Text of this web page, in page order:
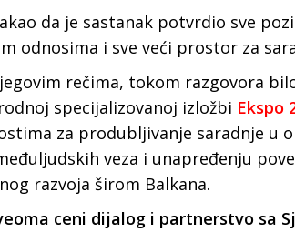
da je sastanak potvrdio sve
odnosima i sve veći prostor za
rečima, tokom razgovora
specijalizovanoj izložbi Ekspo
za produbljivanje saradnje u
veza i unapređenju
razvoja širom Balkana.
ceni dijalog i partnerstvo sa